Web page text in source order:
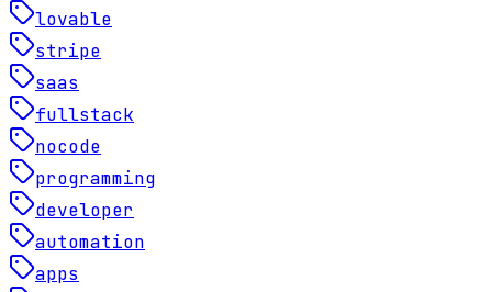
lovable
stripe
saas
fullstack
nocode
programming
developer
automation
apps